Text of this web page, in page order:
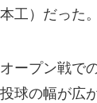
工）だった。
ープン戦で
球の幅が広